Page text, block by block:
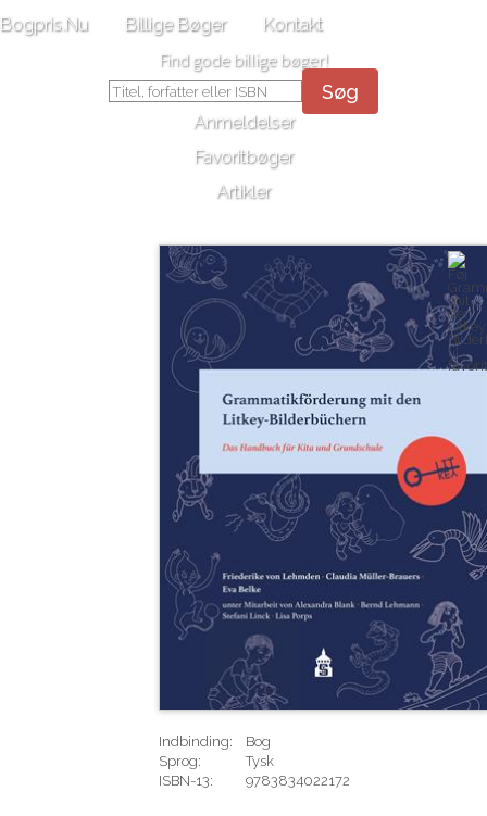
Bogpris.Nu Billige Bøger Kontakt
Find gode billige bøger!
Søg
Anmeldelser
Favoritbøger
Artikler
Indbinding:
Bog
Sprog:
Tysk
ISBN-13:
9783834022172